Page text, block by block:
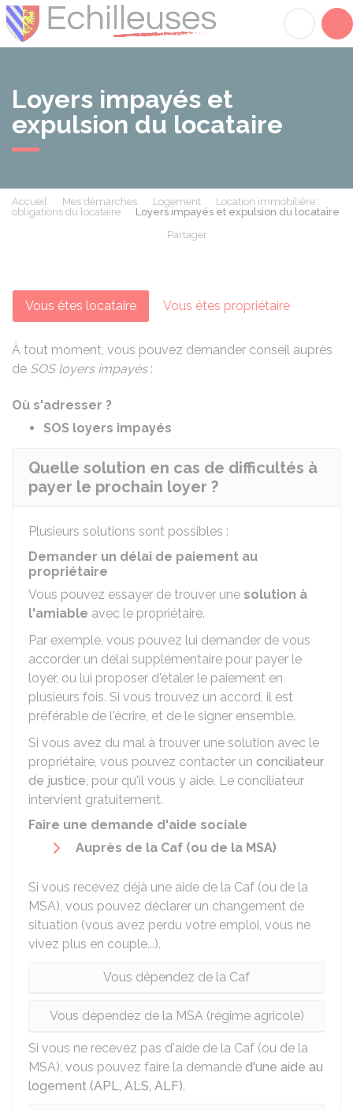
Loyers impayés et
expulsion du locataire
Accueil Mes démarches Logement
Location immobilière :
obligations du locataire
Loyers impayés et expulsion du locataire
Partager
Vous êtes locataire Vous êtes propriétaire
À tout moment, vous pouvez demander conseil auprès
de SOS loyers impayés:
Où s'adresser ?
SOS loyers impayés
Quelle solution en cas de difficultés à
payer le prochain loyer ?
Plusieurs solutions sont possibles :
Demander un délai de paiement au
propriétaire
Vous pouvez essayer de trouver une solution à
l'amiable avec le propriétaire.
Par exemple, vous pouvez lui demander de vous
accorder un délai supplémentaire pour payer le
loyer, ou lui proposer d'étaler le paiement en
plusieurs fois. Si vous trouvez un accord, il est
préférable de l'écrire, et de le signer ensemble.
Si vous avez du mal à trouver une solution avec le
propriétaire, vous pouvez contacter un conciliateur
de justice, pour qu'il vous y aide. Le conciliateur
intervient gratuitement.
Faire une demande d'aide sociale
Auprès de la Caf (ou de la MSA)
Si vous recevez déjà une aide de la Caf (ou de la
MSA), vous pouvez déclarer un changement de
situation (vous avez perdu votre emploi, vous ne
vivez plus en couple...).
Vous dépendez de la Caf
Vous dépendez de la MSA (régime agricole)
Si vous ne recevez pas d'aide de la Caf (ou de la
MSA), vous pouvez faire la demande d'une aide au
logement (APL, ALS, ALF).